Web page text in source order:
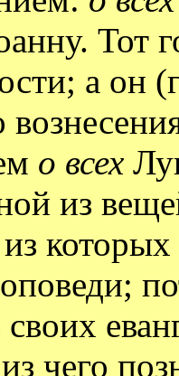
Тот
а он
о всех
из
которых
чего